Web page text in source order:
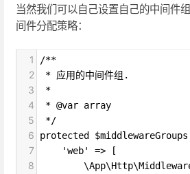
当然我们可以自己设置自己的中间件
间件分配策略：
1 /**
2 * 应用的中间件组.
3 *
4 * @var array
5 */
6 protected
7
    'web' => [
8